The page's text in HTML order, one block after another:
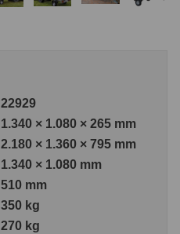
22929
1.340 × 1.080 × 265 mm
2.180 × 1.360 × 795 mm
1.340 × 1.080 mm
510 mm
350 kg
270 kg